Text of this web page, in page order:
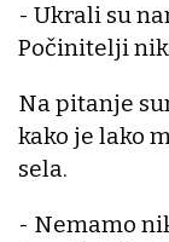
- Ukrali su
Počinitelji
Na pitanje
kako je lako
sela.
- Nemamo